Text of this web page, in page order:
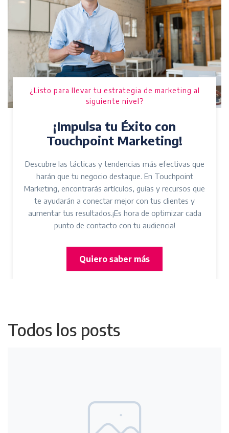
¿Listo para llevar tu estrategia de marketing al
siguiente nivel?
¡Impulsa tu Éxito con
Touchpoint Marketing!
Descubre las tácticas y tendencias más efectivas que
harán que tu negocio destaque. En Touchpoint
Marketing, encontrarás artículos, guías y recursos que
te ayudarán a conectar mejor con tus clientes y
aumentar tus resultados.¡Es hora de optimizar cada
punto de contacto con tu audiencia!
Quiero saber más
Todos los posts